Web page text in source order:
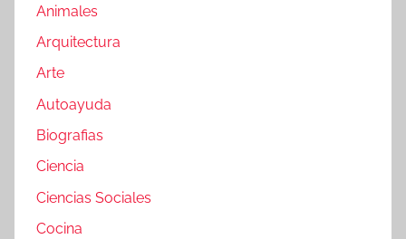
Animales
Arquitectura
Arte
Autoayuda
Biografias
Ciencia
Ciencias Sociales
Cocina